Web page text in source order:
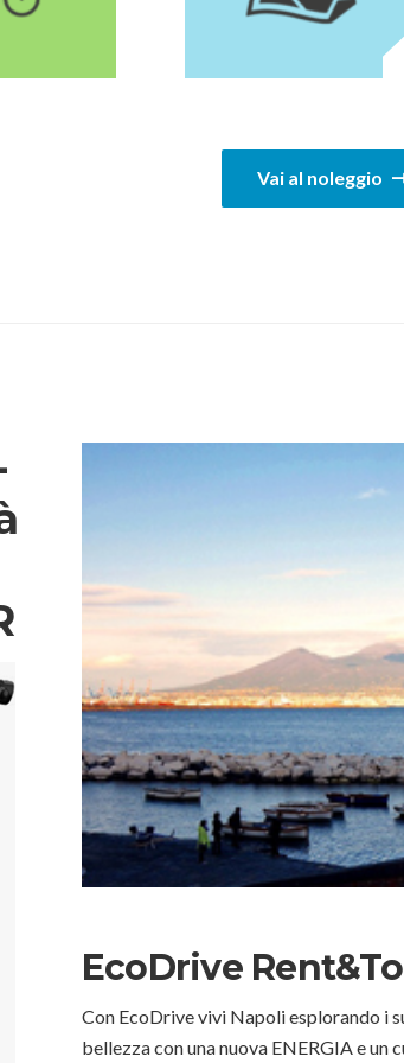
Vai al noleggio
EcoDrive
Con EcoDrive vivi Napoli esplorando i
bellezza con una nuova ENERGIA e un